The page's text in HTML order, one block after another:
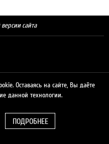
сайта
Оставаясь на сайте, Вы даёте
данной технологии.
ПОДРОБНЕЕ